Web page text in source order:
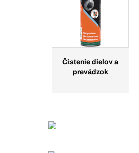
Čistenie dielov a
prevádzok